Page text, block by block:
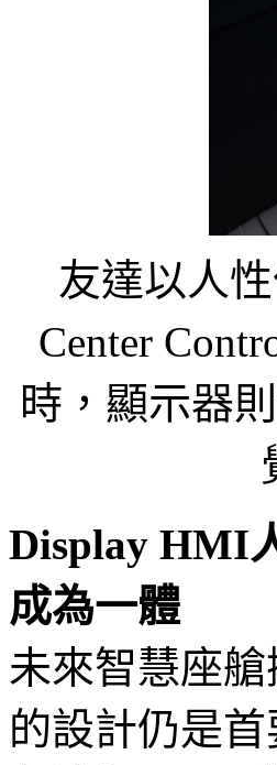
友達以人
Center
時，顯示器
Display HMI
成為一體
未來智慧座
的設計仍是